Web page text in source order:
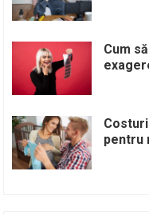
Cum
pentru